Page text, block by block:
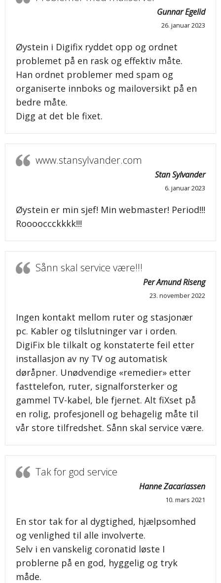
Gunnar Egelid
26. januar 2023
Øystein i Digifix ryddet opp og ordnet
problemet på en rask og effektiv måte.
Han ordnet problemer med spam og
organiserte innboks og mailoversikt på en
bedre måte.
Digg at det ble fixet.
www.stansylvander.com
Stan Sylvander
6. januar 2023
Øystein er min sjef! Min webmaster! Period!!!
Rooooccckkkk!!!
Sånn skal service være!!!
Per Amund Riseng
23. november 2022
Ingen kontakt mellom ruter og stasjonær
pc. Kabler og tilslutninger var i orden.
DigiFix ble tilkalt og konstaterte feil etter
installasjon av ny TV og automatisk
døråpner. Unødvendige «remedier» etter
fasttelefon, ruter, signalforsterker og
gammel TV-kabel, ble fjernet. Alt fiXset på
en rolig, profesjonell og behagelig måte til
vår store tilfredshet. Sånn skal service være.
Tak for god service
Hanne Zacariassen
10. mars 2021
En stor tak for al dygtighed, hjælpsomhed
og venlighed til alle involverte.
Selv i en vanskelig coronatid løste I
problerne på en god, hyggelig og tryk
måde.